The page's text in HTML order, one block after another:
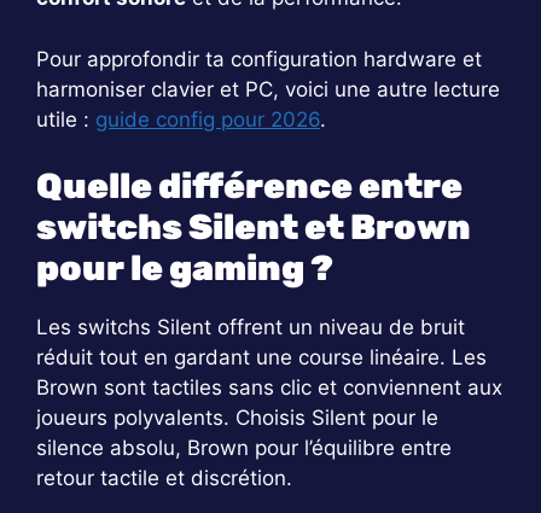
Pour approfondir ta configuration hardware et
harmoniser clavier et PC, voici une autre lecture
utile : guide config pour 2026.
Quelle différence entre
switchs Silent et Brown
pour le gaming ?
Les switchs Silent offrent un niveau de bruit
réduit tout en gardant une course linéaire. Les
Brown sont tactiles sans clic et conviennent aux
joueurs polyvalents. Choisis Silent pour le
silence absolu, Brown pour l’équilibre entre
retour tactile et discrétion.